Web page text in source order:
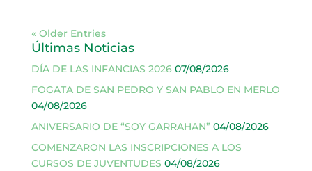
« Older Entries
Últimas Noticias
DÍA DE LAS INFANCIAS 2026 07/08/2026
FOGATA DE SAN PEDRO Y SAN PABLO EN MERLO
04/08/2026
ANIVERSARIO DE “SOY GARRAHAN” 04/08/2026
COMENZARON LAS INSCRIPCIONES A LOS
CURSOS DE JUVENTUDES 04/08/2026